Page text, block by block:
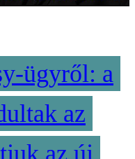
ügyről: a
az
az új